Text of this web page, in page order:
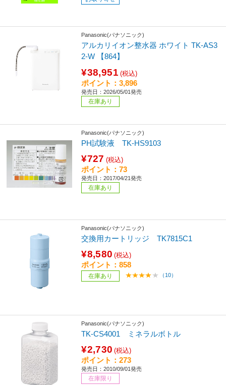
Panasonic(パナソニック)
アルカリイオン整水器 ホワイト TK-AS3
2-W 【864】
¥38,951 (税込)
ポイント：3,896
発売日：2026/05/01発売
在庫あり
Panasonic(パナソニック)
PH試験液 TK-HS9103
¥727 (税込)
ポイント：73
発売日：2017/04/21発売
在庫あり
Panasonic(パナソニック)
交換用カートリッジ TK7815C1
¥8,580 (税込)
ポイント：858
在庫あり （10）
Panasonic(パナソニック)
TK-CS4001 ミネラルボトル
¥2,730 (税込)
ポイント：273
発売日：2010/09/01発売
在庫限り